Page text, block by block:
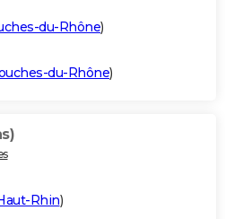
du-Rhône)
du-Rhône)
Rhin)